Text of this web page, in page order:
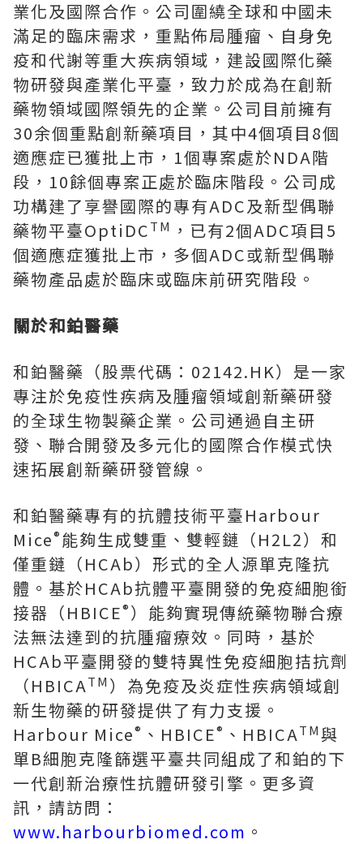
業化及國際合作。公司圍繞全球和中國未
滿足的臨床需求，重點佈局腫瘤、自身免
疫和代謝等重大疾病領域，建設國際化藥
物研發與產業化平臺，致力於成為在創新
藥物領域國際領先的企業。公司目前擁有
30余個重點創新藥項目，其中4個項目8個
適應症已獲批上市，1個專案處於NDA階
段，10餘個專案正處於臨床階段。公司成
功構建了享譽國際的專有ADC及新型偶聯
藥物平臺OptiDCTM ，已有2個ADC項目5
個適應症獲批上市，多個ADC或新型偶聯
藥物產品處於臨床或臨床前研究階段。
關於和鉑醫藥
和鉑醫藥（股票代碼：02142.HK）是一家
專注於免疫性疾病及腫瘤領域創新藥研發
的全球生物製藥企業。公司通過自主研
發、聯合開發及多元化的國際合作模式快
速拓展創新藥研發管線。
和鉑醫藥專有的抗體技術平臺Harbour
Mice®能夠生成雙重、雙輕鏈（H2L2）和
僅重鏈（HCAb）形式的全人源單克隆抗
體。基於HCAb抗體平臺開發的免疫細胞銜
接器（HBICE®）能夠實現傳統藥物聯合療
法無法達到的抗腫瘤療效。同時，基於
HCAb平臺開發的雙特異性免疫細胞拮抗劑
（HBICATM ）為免疫及炎症性疾病領域創
新生物藥的研發提供了有力支援。
Harbour Mice® 、HBICE® 、HBICATM與
單B細胞克隆篩選平臺共同組成了和鉑的下
一代創新治療性抗體研發引擎。更多資
訊，請訪問：
www.harbourbiomed.com 。